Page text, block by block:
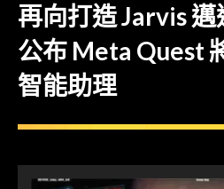
再向打造 Jarvis
公布 Meta Quest
智能助理